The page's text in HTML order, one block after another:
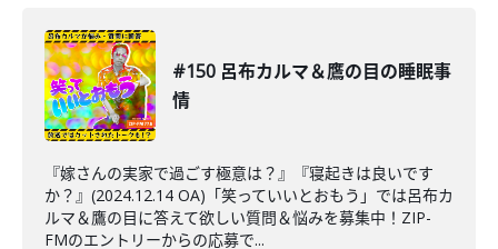
#150 呂布カルマ＆鷹の目の睡眠事
情
『嫁さんの実家で過ごす極意は？』『寝起きは良いです
か？』(2024.12.14 OA)「笑っていいとおもう」では呂布カ
ルマ＆鷹の目に答えて欲しい質問＆悩みを募集中！ZIP-
FMのエントリーからの応募で...